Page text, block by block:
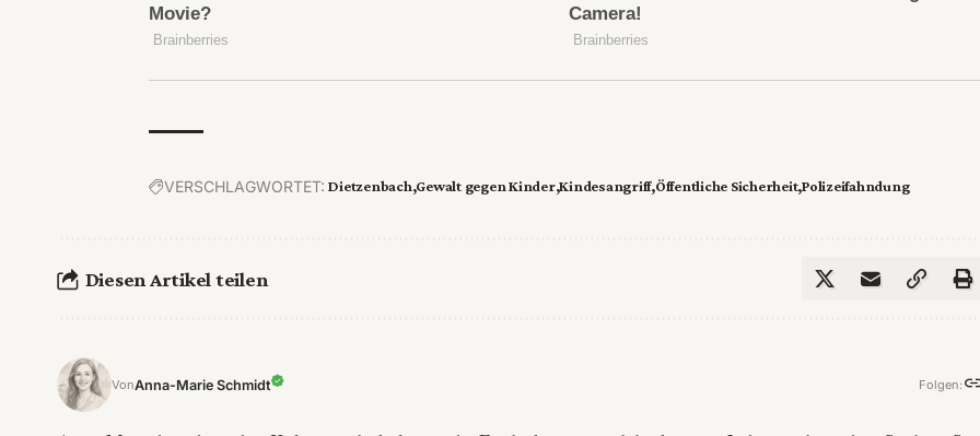
VERSCHLAGWORTET: Dietzenbach Gewalt gegen Kinder Kindesangriff Öffentliche Sicherheit Polizeifahndung
Diesen Artikel teilen
VonAnna-Marie Schmidt Folgen: